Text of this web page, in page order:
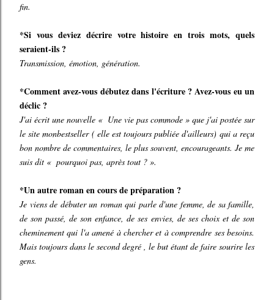
fin.
*Si vous deviez décrire votre histoire en trois mots, quels
seraient-ils ?
Transmission, émotion, génération.
*Comment avez-vous débutez dans l'écriture ? Avez-vous eu un
déclic ?
J'ai écrit une nouvelle « Une vie pas commode » que j'ai postée sur
le site monbestseller ( elle est toujours publiée d'ailleurs) qui a reçu
bon nombre de commentaires, le plus souvent, encourageants. Je me
suis dit « pourquoi pas, après tout ? ».
*Un autre roman en cours de préparation ?
Je viens de débuter un roman qui parle d'une femme, de sa famille,
de son passé, de son enfance, de ses envies, de ses choix et de son
cheminement qui l'a amené à chercher et à comprendre ses besoins.
Mais toujours dans le second degré , le but étant de faire sourire les
gens.